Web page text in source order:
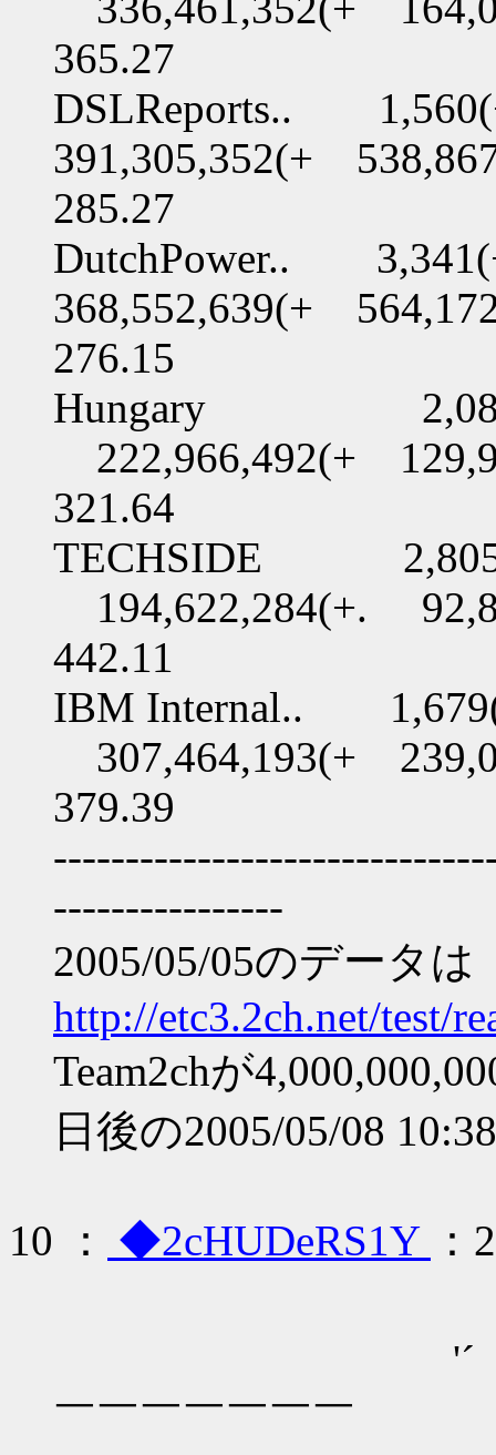
365.27
DSLReports..
391,305,352(+
285.27
DutchPower..
368,552,639(+
276.15
Hungary
222,966,492(+
321.64
TECHSIDE
194,622,284(+.
442.11
IBM Internal..
307,464,193(+
379.39
----------------
2005/05/05のデータは
http://etc3.2ch.net/test/
Team2chが
日後の2005/05/08
10 ： ◆2cHUDeRS1Y
'´ ヽ ）〉
￣￣￣￣￣￣￣